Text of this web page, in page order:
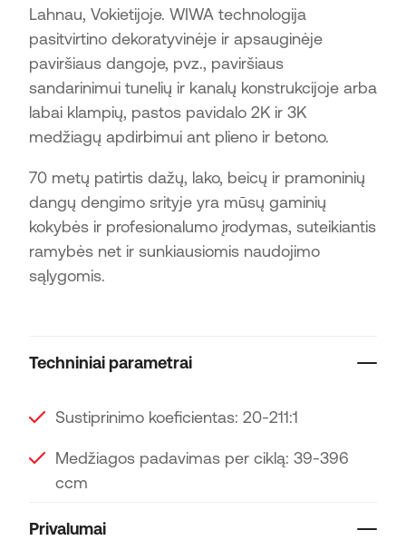
Lahnau, Vokietijoje. WIWA technologija
pasitvirtino dekoratyvinėje ir apsauginėje
paviršiaus dangoje, pvz., paviršiaus
sandarinimui tunelių ir kanalų konstrukcijoje arba
labai klampių, pastos pavidalo 2K ir 3K
medžiagų apdirbimui ant plieno ir betono.
70 metų patirtis dažų, lako, beicų ir pramoninių
dangų dengimo srityje yra mūsų gaminių
kokybės ir profesionalumo įrodymas, suteikiantis
ramybės net ir sunkiausiomis naudojimo
sąlygomis.
Techniniai parametrai
Sustiprinimo koeficientas: 20-211:1
Medžiagos padavimas per ciklą: 39-396
ccm
Privalumai